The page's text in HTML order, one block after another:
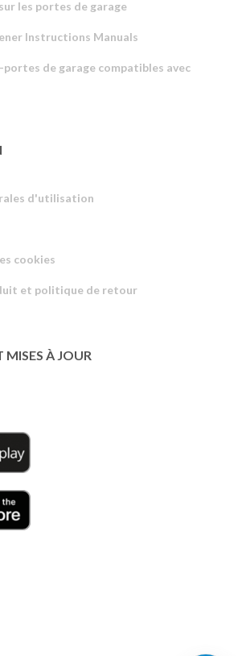
les portes de garage
Instructions Manuals
de garage compatibles avec
d'utilisation
cookies
et politique de retour
MISES À JOUR